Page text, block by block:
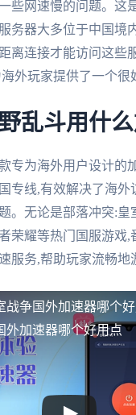
些网速慢的问题。这
务器大多位于中国境
离连接才能访问这些
外玩家提供了一个很
乱斗用什
专为海外用户设计的
专线,有效解决了海外
。无论是部落冲突:皇
荣耀等热门国服游戏,
服务,帮助玩家流畅地
战争国外加速器哪个
外加速器哪个好用点